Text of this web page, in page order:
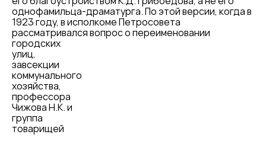
однофамильца-драматурга. По этой версии, когда в
1923 году, в исполкоме Петросовета
рассматривался вопрос опереименовании
городских
улиц,
завсекции
коммунального
хозяйства,
профессора
Чижова Н.К. и
группа
товарищей